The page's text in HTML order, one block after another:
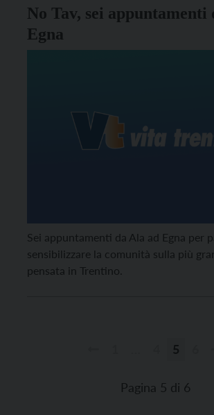
No Tav, sei appuntamenti
Egna
Sei appuntamenti da Ala ad Egna per
sensibilizzare la comunità sulla più
pensata in Trentino.
Paginazione
articoli
5
Pagina 5 di 6